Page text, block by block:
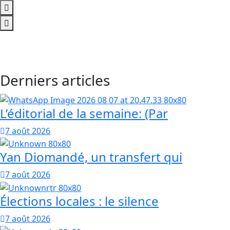
Derniers articles
L’éditorial de la semaine: (Par
7 août 2026
Yan Diomandé, un transfert qui
7 août 2026
Élections locales : le silence
7 août 2026